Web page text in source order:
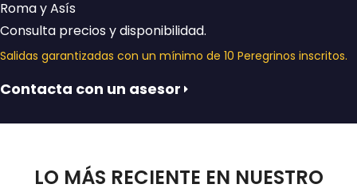
Roma y Asís
Consulta precios y disponibilidad.
Salidas garantizadas con un mínimo de 10 Peregrinos inscritos.
Contacta con un asesor
LO MÁS RECIENTE EN NUESTRO